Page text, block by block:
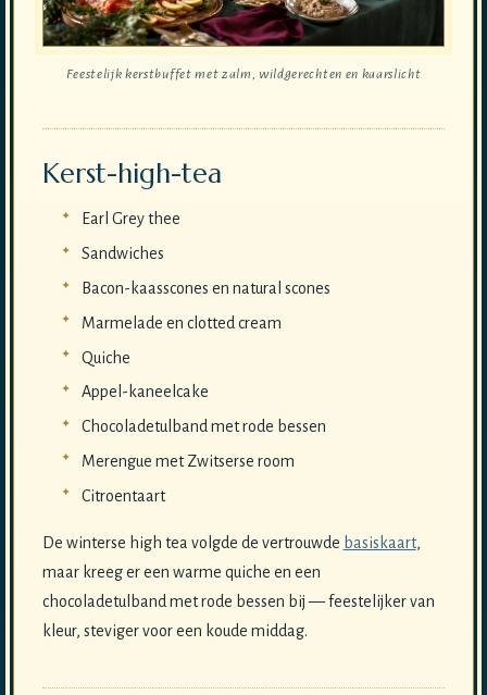
Feestelijk kerstbuffet met zalm, wildgerechten en kaarslicht
Kerst-high-tea
Earl Grey thee
Sandwiches
Bacon-kaasscones en natural scones
Marmelade en clotted cream
Quiche
Appel-kaneelcake
Chocoladetulband met rode bessen
Merengue met Zwitserse room
Citroentaart
De winterse high tea volgde de vertrouwde basiskaart,
maar kreeg er een warme quiche en een
chocoladetulband met rode bessen bij — feestelijker van
kleur, steviger voor een koude middag.